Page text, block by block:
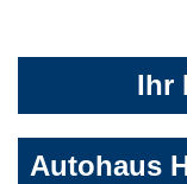
Ihr
Autohaus